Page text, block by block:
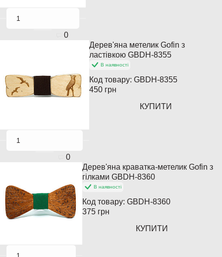
0
0
Дерев'яна метелик Gofin з
ластівкою GBDH-8355
В наявності
Код товару:GBDH-8355
450 грн
КУПИТИ
Дерев'яна краватка-метелик Gofin з
гілками GBDH-8360
В наявності
Код товару: GBDH-8360
375 грн
КУПИТИ